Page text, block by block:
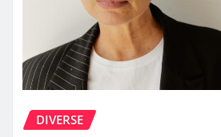
DIVERSE